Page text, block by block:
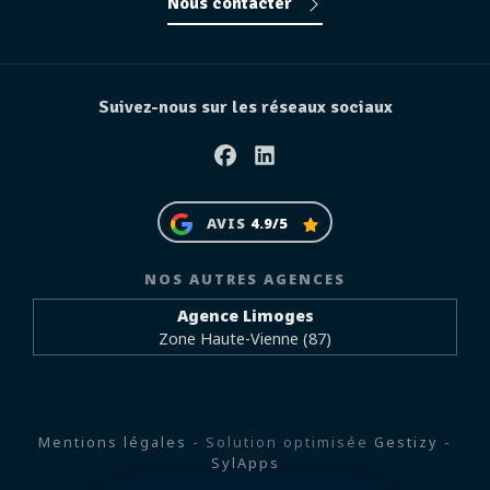
Suivez-nous sur les réseaux sociaux
FacebookLinkedin
AVIS 4.9/5
NOS AUTRES AGENCES
Agence Limoges
Zone Haute-Vienne (87)
Mentions légales - Solution optimisée Gestizy -
SylApps